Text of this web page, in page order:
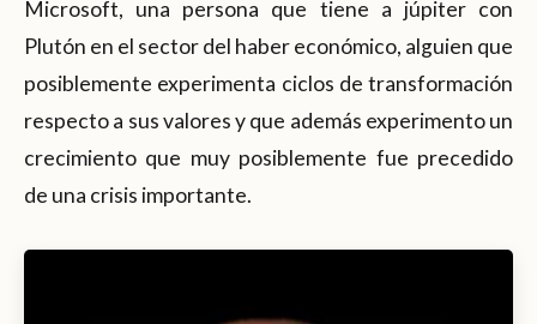
Microsoft, una persona que tiene a júpiter con
Plutón en el sector del haber económico, alguien que
posiblemente experimenta ciclos de transformación
respecto a sus valores y que además experimento un
crecimiento que muy posiblemente fue precedido
de una crisis importante.